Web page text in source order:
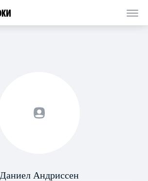
Даниел Андриссен